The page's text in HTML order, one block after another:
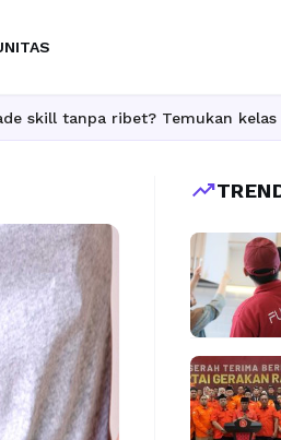
Temukan kelas seru dan
trending_up